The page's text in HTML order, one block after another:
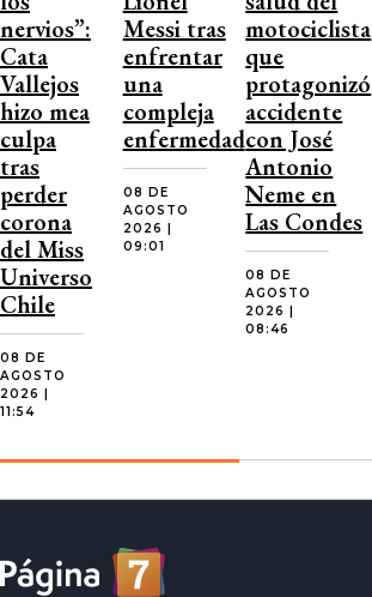
nervios”:
Cata
Vallejos
hizo mea
culpa
tras
perder
corona
del Miss
Universo
Chile
08 DE
AGOSTO
2026 |
11:54
Messi tras
enfrentar
una
compleja
enfermedad
08 DE
AGOSTO
2026 |
09:01
motociclista
que
protagonizó
accidente
con José
Antonio
Neme en
Las Condes
08 DE
AGOSTO
2026 |
08:46